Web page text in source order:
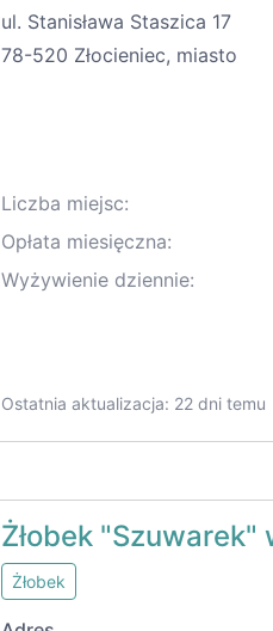
ul. Stanisława Staszica 17
78-520 Złocieniec, miasto
Liczba miejsc:
Opłata miesięczna:
Wyżywienie dziennie:
Ostatnia aktualizacja: 22 dni temu
Żłobek "Szuwarek"
Żłobek